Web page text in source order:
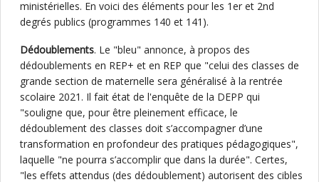
ministérielles. En voici des éléments pour les 1er et 2nd
degrés publics (programmes 140 et 141).
Dédoublements. Le "bleu" annonce, à propos des
dédoublements en REP+ et en REP que "celui des classes de
grande section de maternelle sera généralisé à la rentrée
scolaire 2021. Il fait état de l'enquête de la DEPP qui
"souligne que, pour être pleinement efficace, le
dédoublement des classes doit s’accompagner d’une
transformation en profondeur des pratiques pédagogiques",
laquelle "ne pourra s’accomplir que dans la durée". Certes,
"les effets attendus (des dédoublement) autorisent des cibles